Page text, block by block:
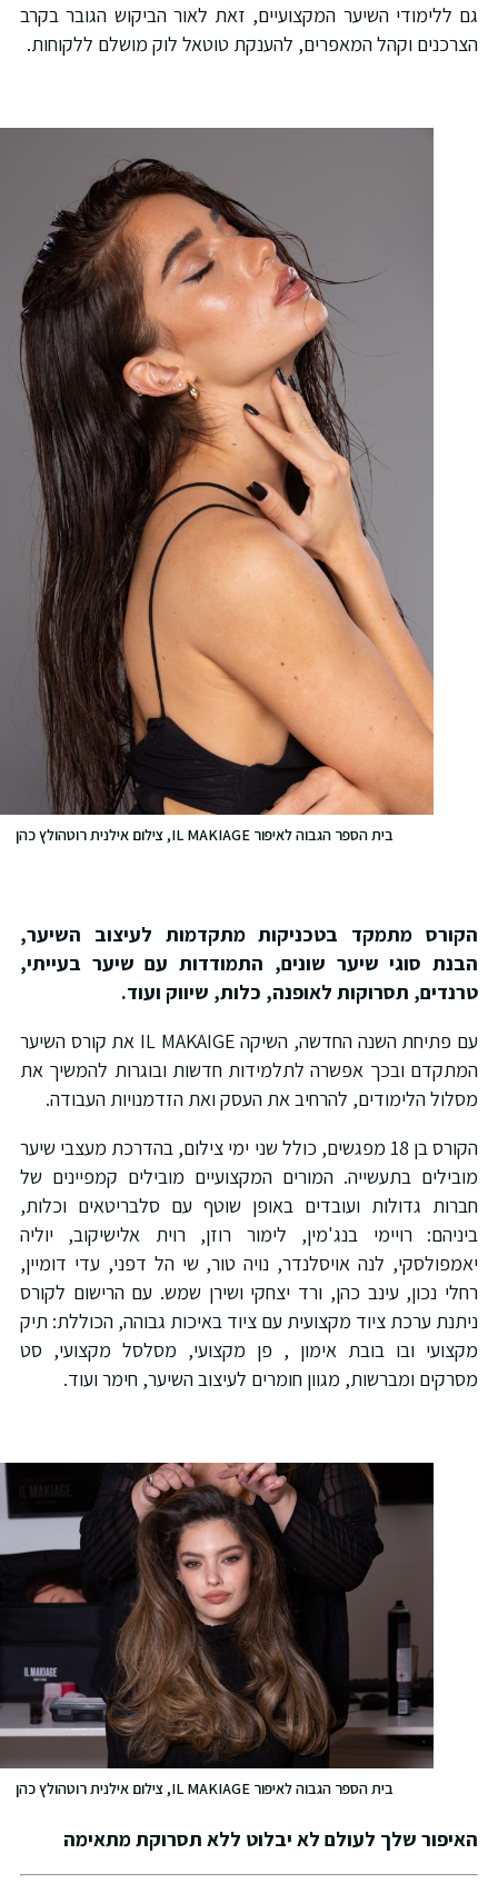
ללימודי השיער המקצועיים, זאת לאור הביקוש הגובר בקרב
וקהל המאפרים, להענקת טוטאל לוק מושלם ללקוחות.
בית הספר הגבוה לאיפור IL MAKIAGE, צילום אילנית רוטהולץ כהן
מתמקד בטכניקות מתקדמות לעיצוב השיער,
סוגי שיער שונים, התמודדות עם שיער בעייתי,
תסרוקות לאופנה, כלות, שיווק ועוד.
עם פתיחת השנה החדשה, השיקה IL MAKAIGE את קורס השיער
ובכך אפשרה לתלמידות חדשות ובוגרות להמשיך את
הלימודים, להרחיב את העסק ואת הזדמנויות העבודה.
הקורס בן 18 מפגשים, כולל שני ימי צילום, בהדרכת מעצבי שיער
בתעשייה. המורים המקצועיים מובילים קמפיינים של
גדולות ועובדים באופן שוטף עם סלבריטאים וכלות,
רויימי בנג'מין, לימור רוזן, רוית אלישיקוב, יוליה
לנה אויסלנדר, נויה טור, שי הל דפני, עדי דומיין,
נכון, עינב כהן, ורד יצחקי ושירן שמש. עם הרישום לקורס
ערכת ציוד מקצועית עם ציוד באיכות גבוהה, הכוללת: תיק
ובו בובת אימון , פן מקצועי, מסלסל מקצועי, סט
ומברשות, מגוון חומרים לעיצוב השיער, חימר ועוד.
בית הספר הגבוה לאיפור IL MAKIAGE, צילום אילנית רוטהולץ כהן
שלך לעולם לא יבלוט ללא תסרוקת מתאימה